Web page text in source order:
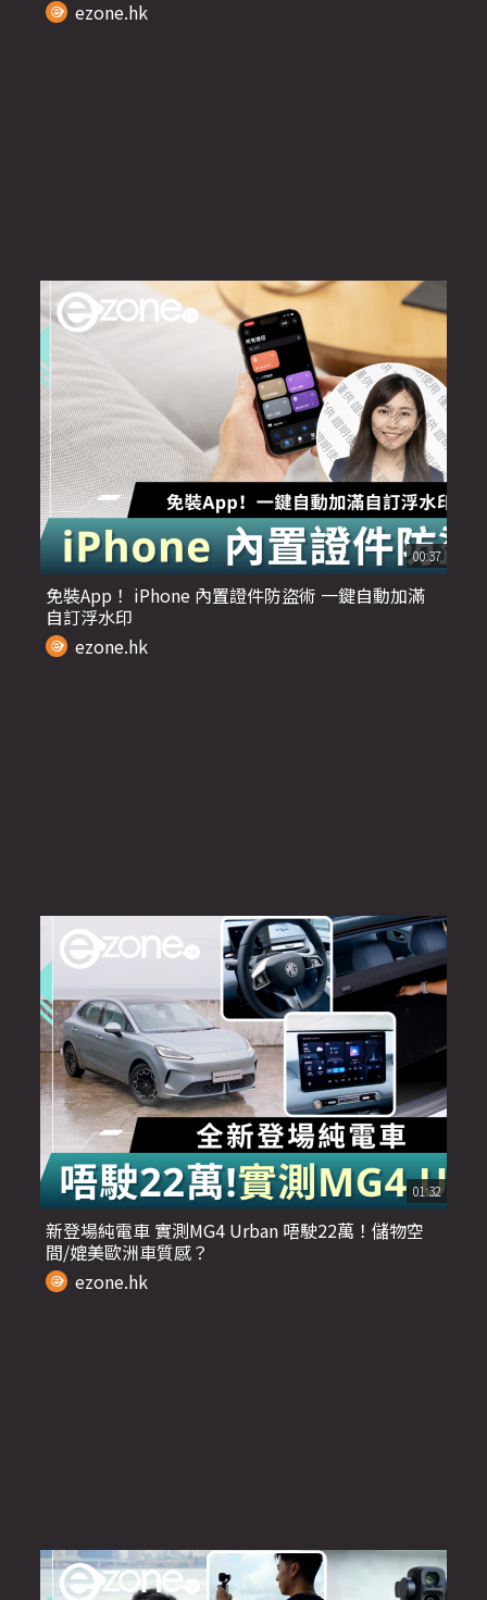
ezone.hk
00:37
免裝App！ iPhone 內置證件防盜術 一鍵自動加滿
自訂浮水印
ezone.hk
01:32
新登場純電車 實測MG4 Urban 唔駛22萬！儲物空
間/媲美歐洲車質感？
ezone.hk